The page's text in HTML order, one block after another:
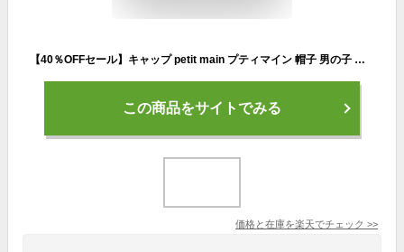
【40％OFFセール】キャップ petit main プティマイン 帽子 男の子 女の子 冷感 50 52 54 キッズ 子供用 ひんやり 春 夏【G】【2202】【C】
この商品をサイトでみる
価格と在庫を楽天でチェック >>